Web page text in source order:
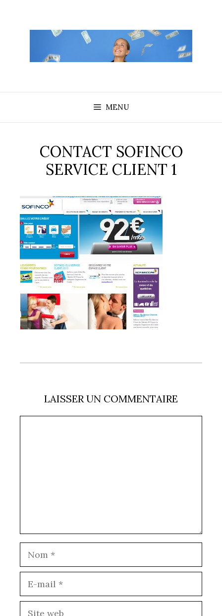
contenu
MENU
CONTACT SOFINCO
SERVICE CLIENT 1
LAISSER UN COMMENTAIRE